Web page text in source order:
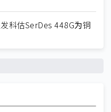
科估SerDes 448G为铜